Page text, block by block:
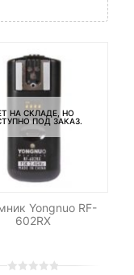
НА СКЛАДЕ, НО
ПОД ЗАКАЗ.
Yongnuo RF-
602RX